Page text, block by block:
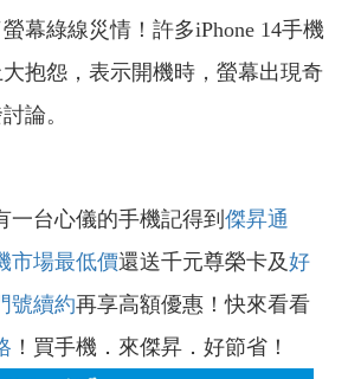
幕綠線災情！許多iPhone 14手機
抱怨，表示開機時，螢幕出現奇
論。
台心儀的手機記得到 傑昇通
市場最低價還送千元尊榮卡及好
號續約再享高額優惠！快來看看
！買手機．來傑昇．好節省！